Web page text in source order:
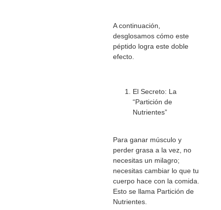
A continuación,
desglosamos cómo este
péptido logra este doble
efecto.
El Secreto: La
“Partición de
Nutrientes”
Para ganar músculo y
perder grasa a la vez, no
necesitas un milagro;
necesitas cambiar lo que tu
cuerpo hace con la comida.
Esto se llama Partición de
Nutrientes.